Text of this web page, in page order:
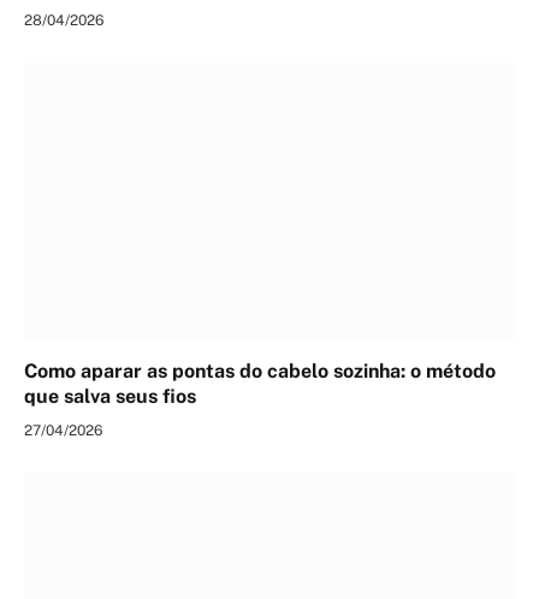
28/04/2026
Como aparar as pontas do cabelo sozinha: o método
que salva seus fios
27/04/2026